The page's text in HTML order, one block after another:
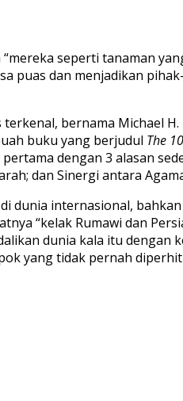
seperti tanaman
dan menjadikan
bernama Michael
buku yang berjudul The
dengan 3 alasan
dan Sinergi antara
dunia internasional,
“kelak Rumawi dan
dunia kala itu
yang tidak pernah